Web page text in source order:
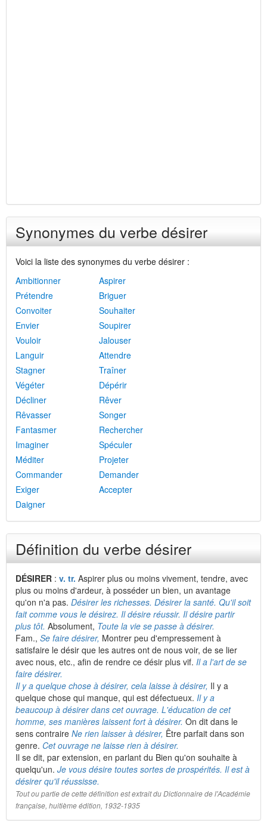
Synonymes du verbe désirer
Voici la liste des synonymes du verbe désirer :
Ambitionner
Aspirer
Prétendre
Briguer
Convoiter
Souhaiter
Envier
Soupirer
Vouloir
Jalouser
Languir
Attendre
Stagner
Traîner
Végéter
Dépérir
Décliner
Rêver
Rêvasser
Songer
Fantasmer
Rechercher
Imaginer
Spéculer
Méditer
Projeter
Commander
Demander
Exiger
Accepter
Daigner
Définition du verbe désirer
DÉSIRER : v. tr. Aspirer plus ou moins vivement, tendre, avec
plus ou moins d'ardeur, à posséder un bien, un avantage
qu'on n'a pas. Désirer les richesses. Désirer la santé. Qu'il soit
fait comme vous le désirez. Il désire réussir. Il désire partir
plus tôt. Absolument, Toute la vie se passe à désirer.
Fam., Se faire désirer, Montrer peu d'empressement à
satisfaire le désir que les autres ont de nous voir, de se lier
avec nous, etc., afin de rendre ce désir plus vif. Il a l'art de se
faire désirer.
Il y a quelque chose à désirer, cela laisse à désirer, Il y a
quelque chose qui manque, qui est défectueux. Il y a
beaucoup à désirer dans cet ouvrage. L'éducation de cet
homme, ses manières laissent fort à désirer. On dit dans le
sens contraire Ne rien laisser à désirer, Être parfait dans son
genre. Cet ouvrage ne laisse rien à désirer.
Il se dit, par extension, en parlant du Bien qu'on souhaite à
quelqu'un. Je vous désire toutes sortes de prospérités. Il est à
désirer qu'il réussisse.
Tout ou partie de cette définition est extrait du Dictionnaire de l'Académie
française, huitième édition, 1932-1935